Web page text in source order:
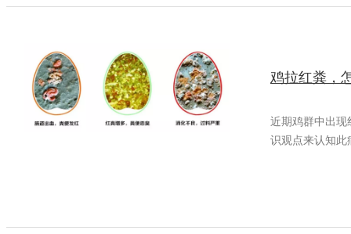
鸡拉红粪，
近期鸡群中出现
识观点来认知